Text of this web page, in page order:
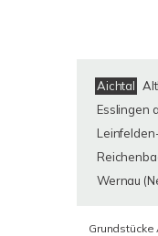
Aichtal
Esslingen
Wernau
Grundstücke